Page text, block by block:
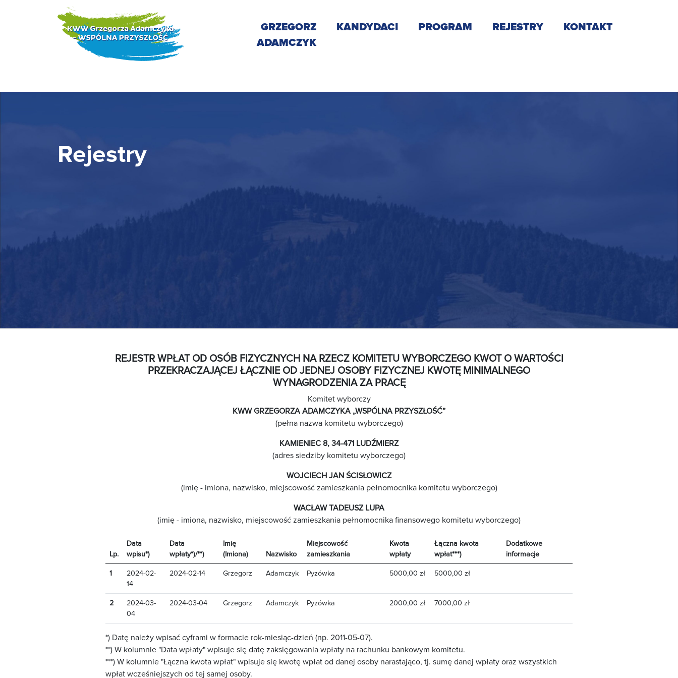
GRZEGORZ
ADAMCZYK
KANDYDACI PROGRAM REJESTRY KONTAKT
Rejestry
REJESTR WPŁAT OD OSÓB FIZYCZNYCH NA RZECZ KOMITETU WYBORCZEGO KWOT O WARTOŚCI
PRZEKRACZAJĄCEJ ŁĄCZNIE OD JEDNEJ OSOBY FIZYCZNEJ KWOTĘ MINIMALNEGO
WYNAGRODZENIA ZA PRACĘ
Komitet wyborczy
KWW GRZEGORZA ADAMCZYKA „WSPÓLNA PRZYSZŁOŚĆ”
(pełna nazwa komitetu wyborczego)
KAMIENIEC 8, 34-471 LUDŹMIERZ
(adres siedziby komitetu wyborczego)
WOJCIECH JAN ŚCISŁOWICZ
(imię - imiona, nazwisko, miejscowość zamieszkania pełnomocnika komitetu wyborczego)
WACŁAW TADEUSZ LUPA
(imię - imiona, nazwisko, miejscowość zamieszkania pełnomocnika finansowego komitetu wyborczego)
Lp.
Data
wpisu*)
Data
wpłaty*)/**)
Imię
(Imiona)
Nazwisko
Miejscowość
zamieszkania
Kwota
wpłaty
Łączna kwota
wpłat***)
Dodatkowe
informacje
1
2024-02-
14
2024-02-14 Grzegorz Adamczyk Pyzówka 5000,00 zł 5000,00 zł
2
2024-03-
04
2024-03-04 Grzegorz Adamczyk Pyzówka 2000,00 zł 7000,00 zł
*) Datę należy wpisać cyframi w formacie rok-miesiąc-dzień (np. 2011-05-07).
**) W kolumnie "Data wpłaty" wpisuje się datę zaksięgowania wpłaty na rachunku bankowym komitetu.
***) W kolumnie "Łączna kwota wpłat" wpisuje się kwotę wpłat od danej osoby narastająco, tj. sumę danej wpłaty oraz wszystkich
wpłat wcześniejszych od tej samej osoby.